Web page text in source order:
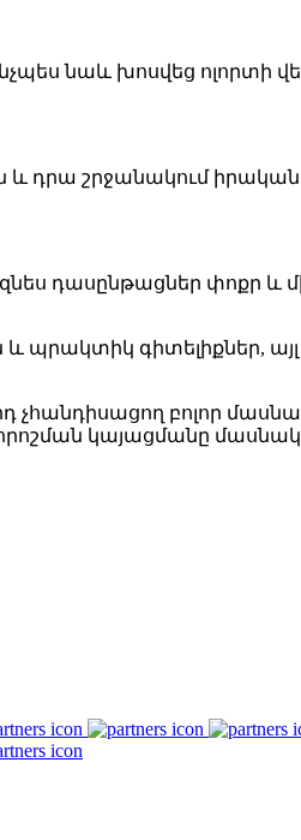
նաև խոսվեց ոլորտի
դրա շրջանակում
դասընթացներ փոքր և
պրակտիկ գիտելիքներ,
բոլոր
կայացմանը